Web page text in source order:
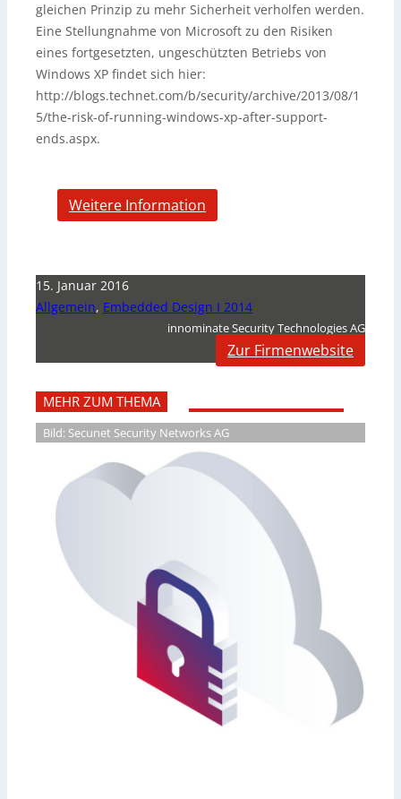
gleichen Prinzip zu mehr Sicherheit verholfen werden.
Eine Stellungnahme von Microsoft zu den Risiken
eines fortgesetzten, ungeschützten Betriebs von
Windows XP findet sich hier:
http://blogs.technet.com/b/security/archive/2013/08/1
5/the-risk-of-running-windows-xp-after-support-
ends.aspx.
Weitere Information
15. Januar 2016
Allgemein, Embedded Design I 2014
innominate Security Technologies AG
Zur Firmenwebsite
MEHR ZUM THEMA
Bild: Secunet Security Networks AG